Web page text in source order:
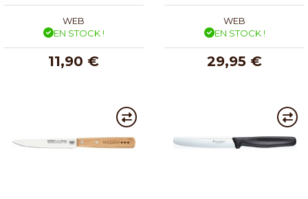
WEB
EN STOCK !
11,90 €
WEB
EN STOCK !
29,95 €